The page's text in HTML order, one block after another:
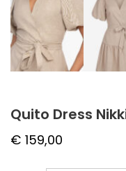
Quito Dress
€ 159,00